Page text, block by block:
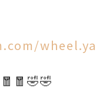
wheel.ya